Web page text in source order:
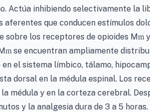
Actúa inhibiendo selectivamente la
aferentes que conducen estímulos
sobre los receptores de opioides Mm
m se encuentran ampliamente
el sistema límbico, tálamo,
dorsal en la médula espinal. Los
médula y en la corteza cerebral.
y la analgesia dura de 3 a 5